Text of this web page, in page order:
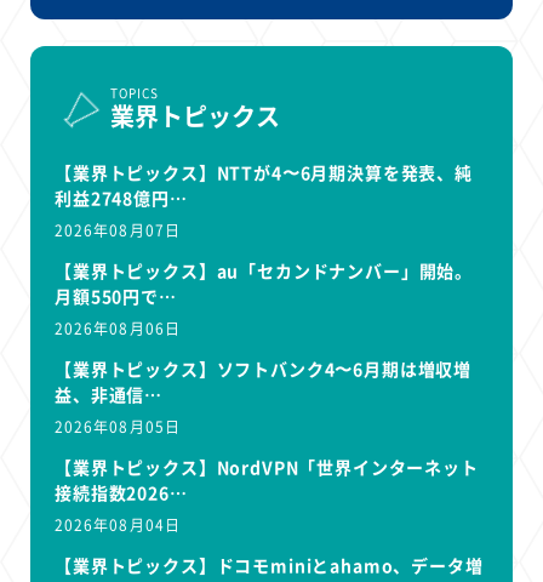
TOPICS
業界トピックス
【業界トピックス】NTTが4〜6月期決算を発表、純
利益2748億円…
2026年08月07日
【業界トピックス】au「セカンドナンバー」開始。
月額550円で…
2026年08月06日
【業界トピックス】ソフトバンク4〜6月期は増収増
益、非通信…
2026年08月05日
【業界トピックス】NordVPN「世界インターネット
接続指数2026…
2026年08月04日
【業界トピックス】ドコモminiとahamo、データ増